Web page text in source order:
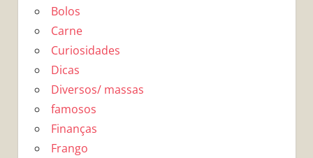
Bolos
Carne
Curiosidades
Dicas
Diversos/ massas
famosos
Finanças
Frango